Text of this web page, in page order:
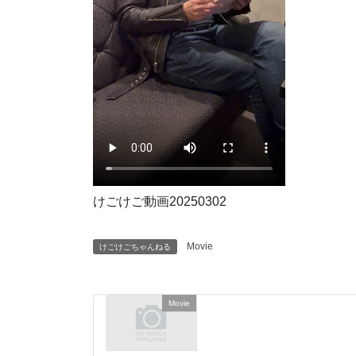
けごけご動画20250302
けごけごちゃんねる Movie
Movie